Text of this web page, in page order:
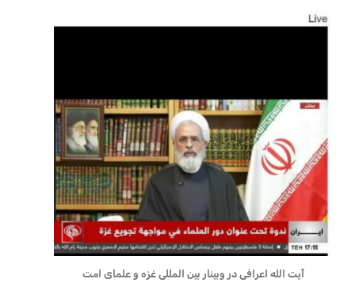
آیت الله اعرافی در وبینار بین المللی غزه و علمای امت